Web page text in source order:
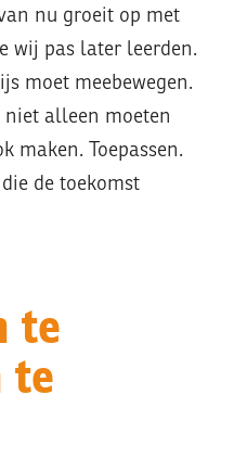
nu groeit op met
wij pas later leerden.
moet meebewegen.
niet alleen moeten
maken. Toepassen.
de toekomst
te
te